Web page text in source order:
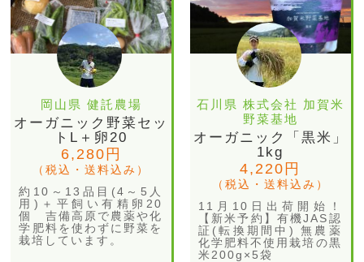
岡山県 健託農場
オーガニック野菜セッ
トL＋卵20
6,280円
（税込・送料込み）
約10～13品目(4～5人
用)＋平飼い有精卵20
個 吉備高原で農薬や化
学肥料を使わずに野菜を
栽培しています。
石川県 株式会社 加賀米
野菜基地
オーガニック「黒米」
1kg
4,220円
（税込・送料込み）
11月10日出荷開始！
【新米予約】有機JAS認
証(転換期間中) 無農薬
化学肥料不使用栽培の黒
米200g×5袋